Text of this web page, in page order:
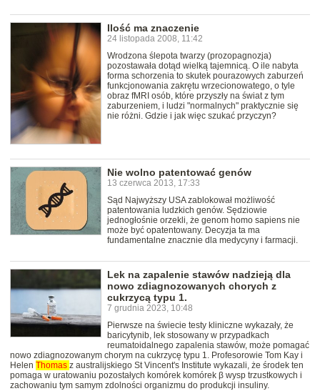
Ilość ma znaczenie
24 listopada 2008, 11:42
Wrodzona ślepota twarzy (prozopagnozja)
pozostawała dotąd wielką tajemnicą. O ile nabyta
forma schorzenia to skutek pourazowych zaburzeń
funkcjonowania zakrętu wrzecionowatego, o tyle
obraz fMRI osób, które przyszły na świat z tym
zaburzeniem, i ludzi "normalnych" praktycznie się
nie różni. Gdzie i jak więc szukać przyczyn?
Nie wolno patentować genów
13 czerwca 2013, 17:33
Sąd Najwyższy USA zablokował możliwość
patentowania ludzkich genów. Sędziowie
jednogłośnie orzekli, że genom homo sapiens nie
może być opatentowany. Decyzja ta ma
fundamentalne znacznie dla medycyny i farmacji.
Lek na zapalenie stawów nadzieją dla
nowo zdiagnozowanych chorych z
cukrzycą typu 1.
7 grudnia 2023, 10:48
Pierwsze na świecie testy kliniczne wykazały, że
baricytynib, lek stosowany w przypadkach
reumatoidalnego zapalenia stawów, może pomagać
nowo zdiagnozowanym chorym na cukrzycę typu 1. Profesorowie Tom Kay i
Helen Thomas z australijskiego St Vincent's Institute wykazali, że środek ten
pomaga w uratowaniu pozostałych komórek komórek β wysp trzustkowych i
zachowaniu tym samym zdolności organizmu do produkcji insuliny.